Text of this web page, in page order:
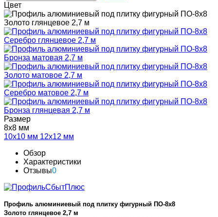
Цвет
Размер
8х8 мм
10х10 мм 12х12 мм
Обзор
Характеристики
Отзывы0
Профиль алюминиевый под плитку фигурный ПО-8х8
Золото глянцевое 2,7 м